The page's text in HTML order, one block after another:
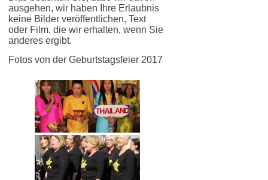
ausgehen, wir haben Ihre Erlaubnis
keine Bilder veröffentlichen, Text
oder Film, die wir erhalten, wenn Sie
anderes ergibt.
Fotos von der Geburtstagsfeier 2017